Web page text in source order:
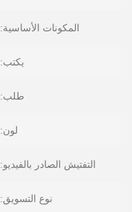
المكونات الأساسية:
يكتب:
طلب:
لون:
التفتيش الصادر بالفيديو:
نوع التسويق: